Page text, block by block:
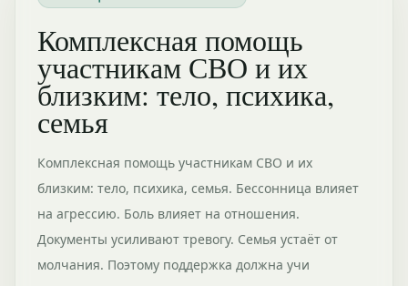
Комплексная помощь
участникам СВО и их
близким: тело, психика,
семья
Комплексная помощь участникам СВО и их
близким: тело, психика, семья. Бессонница влияет
на агрессию. Боль влияет на отношения.
Документы усиливают тревогу. Семья устаёт от
молчания. Поэтому поддержка должна учи